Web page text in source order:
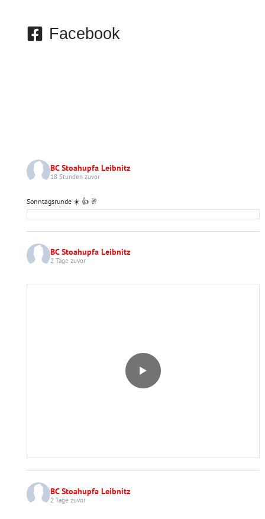
Facebook
BC Stoahupfa Leibnitz
18 Stunden zuvor
Sonntagsrunde ☀️ 👍 🥂
BC Stoahupfa Leibnitz
2 Tage zuvor
BC Stoahupfa Leibnitz
2 Tage zuvor